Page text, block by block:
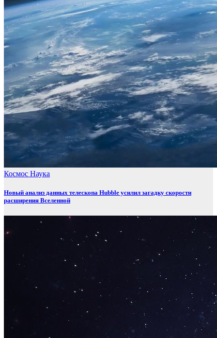
Космос Наука
Новый анализ данных телескопа Hubble усилил загадку скорости
расширения Вселенной